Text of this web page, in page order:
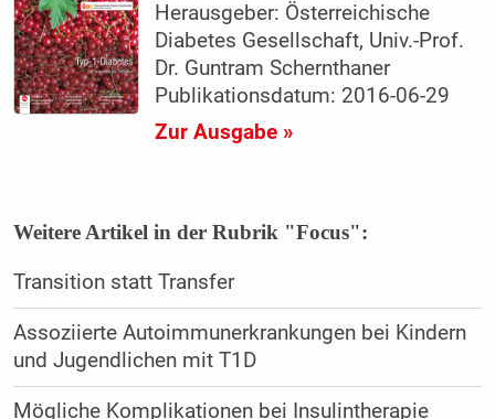
Herausgeber: Österreichische
Diabetes Gesellschaft, Univ.-Prof.
Dr. Guntram Schernthaner
Publikationsdatum: 2016-06-29
Zur Ausgabe »
Weitere Artikel in der Rubrik "Focus":
Transition statt Transfer
Assoziierte Autoimmunerkrankungen bei Kindern
und Jugendlichen mit T1D
Mögliche Komplikationen bei Insulintherapie